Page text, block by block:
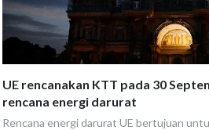
UE rencanakan KTT pada 30
rencana energi darurat
Rencana energi darurat UE bertujuan